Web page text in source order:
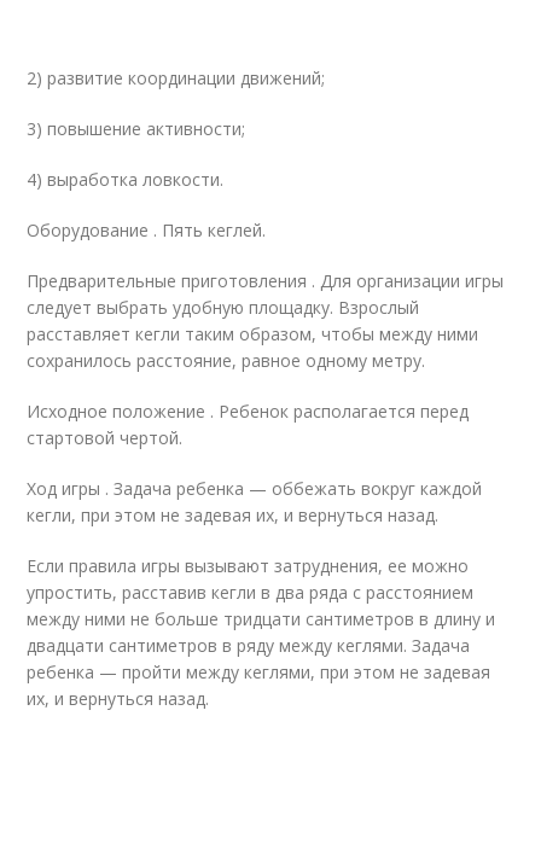
2) развитие координации движений;
3) повышение активности;
4) выработка ловкости.
Оборудование . Пять кеглей.
Предварительные приготовления . Для организации игры
следует выбрать удобную площадку. Взрослый
расставляет кегли таким образом, чтобы между ними
сохранилось расстояние, равное одному метру.
Исходное положение . Ребенок располагается перед
стартовой чертой.
Ход игры . Задача ребенка — оббежать вокруг каждой
кегли, при этом не задевая их, и вернуться назад.
Если правила игры вызывают затруднения, ее можно
упростить, расставив кегли в два ряда с расстоянием
между ними не больше тридцати сантиметров в длину и
двадцати сантиметров в ряду между кеглями. Задача
ребенка — пройти между кеглями, при этом не задевая
их, и вернуться назад.